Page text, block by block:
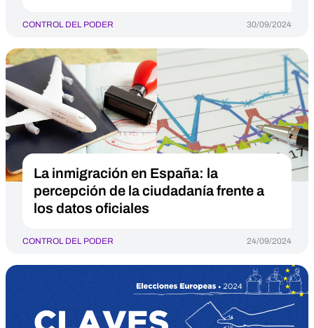
CONTROL DEL PODER 30/09/2024
La inmigración en España: la
percepción de la ciudadanía frente a
los datos oficiales
CONTROL DEL PODER 24/09/2024